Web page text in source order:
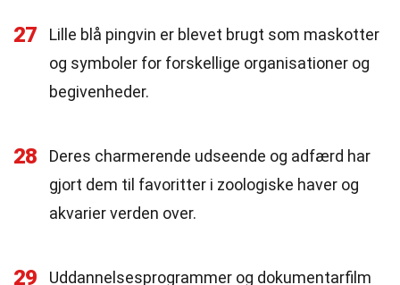
27
Lille blå pingvin er blevet brugt som maskotter
og symboler for forskellige organisationer og
begivenheder.
28
Deres charmerende udseende og adfærd har
gjort dem til favoritter i zoologiske haver og
akvarier verden over.
29
Uddannelsesprogrammer og dokumentarfilm